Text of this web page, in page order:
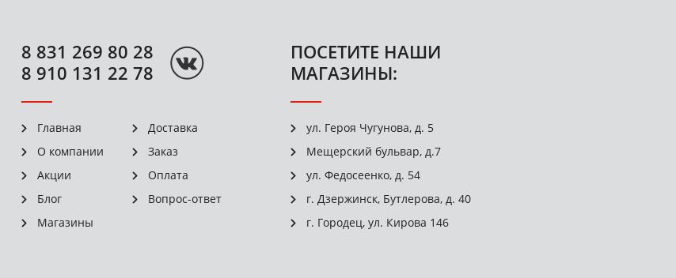
8 831 269 80 28
8 910 131 22 78
Главная
О компании
Акции
Блог
Магазины
Доставка
Заказ
Оплата
Вопрос-ответ
ПОСЕТИТЕ НАШИ
МАГАЗИНЫ:
ул. Героя Чугунова, д. 5
Мещерский бульвар, д.7
ул. Федосеенко, д. 54
г. Дзержинск, Бутлерова, д. 40
г. Городец, ул. Кирова 146